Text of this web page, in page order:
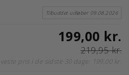
Tilbuddet udløber 09.08.2026
199,00 kr.
219,95 kr.
pris i de sidste 30 dage: 199,00 kr.